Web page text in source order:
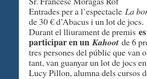
Entrades per a l’espectacle La
de 30 € d’Abacus i un lot de jocs.
Durant el lliurament de premis
participar en unKahootde 6
tres persones del públic que van
tant, van guanyar un lot de jocs
Lucy Pillon, alumna dels cursos